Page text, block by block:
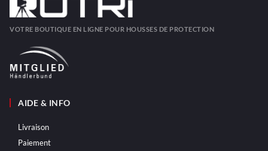
VOTRE BOUTIQUE EN LIGNE POUR HOUSSES DE PROTECTION
AIDE & INFO
Livraison
Paiement